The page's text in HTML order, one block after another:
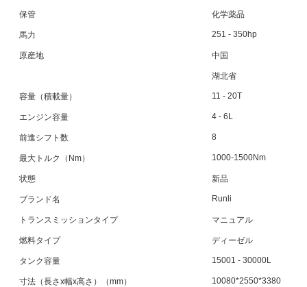
保管 化学薬品
馬力 251 - 350hp
原産地 中国
湖北省
容量（積載量） 11 - 20T
エンジン容量 4 - 6L
前進シフト数 8
最大トルク（Nm） 1000-1500Nm
状態 新品
ブランド名 Runli
トランスミッションタイプ マニュアル
燃料タイプ ディーゼル
タンク容量 15001 - 30000L
寸法（長さx幅x高さ）（mm） 10080*2550*3380